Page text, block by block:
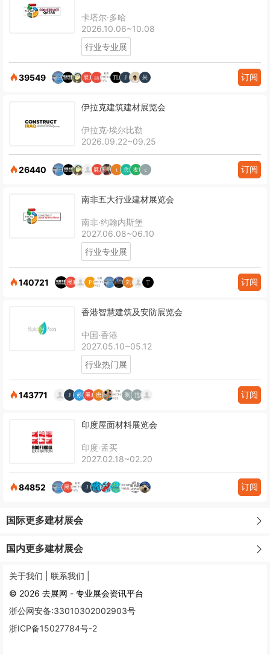
卡塔尔·多哈
2026.10.06~10.08
行业专业展
39549 订阅
伊拉克建筑建材展览会
伊拉克·埃尔比勒
2026.09.22~09.25
26440 订阅
南非五大行业建材展览会
南非·约翰内斯堡
2027.06.08~06.10
行业专业展
140721 订阅
香港智慧建筑及安防展览会
中国·香港
2027.05.10~05.12
行业热门展
143771 订阅
印度屋面材料展览会
印度·孟买
2027.02.18~02.20
84852 订阅
国际更多建材展会
国内更多建材展会
关于我们 | 联系我们 |
© 2026 去展网 - 专业展会资讯平台
浙公网安备:33010302002903号
浙ICP备15027784号-2